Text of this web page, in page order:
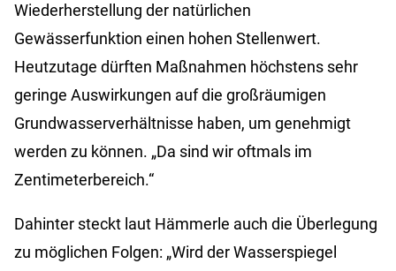
Wiederherstellung der natürlichen
Gewässerfunktion einen hohen Stellenwert.
Heutzutage dürften Maßnahmen höchstens sehr
geringe Auswirkungen auf die großräumigen
Grundwasserverhältnisse haben, um genehmigt
werden zu können. „Da sind wir oftmals im
Zentimeterbereich.“
Dahinter steckt laut Hämmerle auch die Überlegung
zu möglichen Folgen: „Wird der Wasserspiegel